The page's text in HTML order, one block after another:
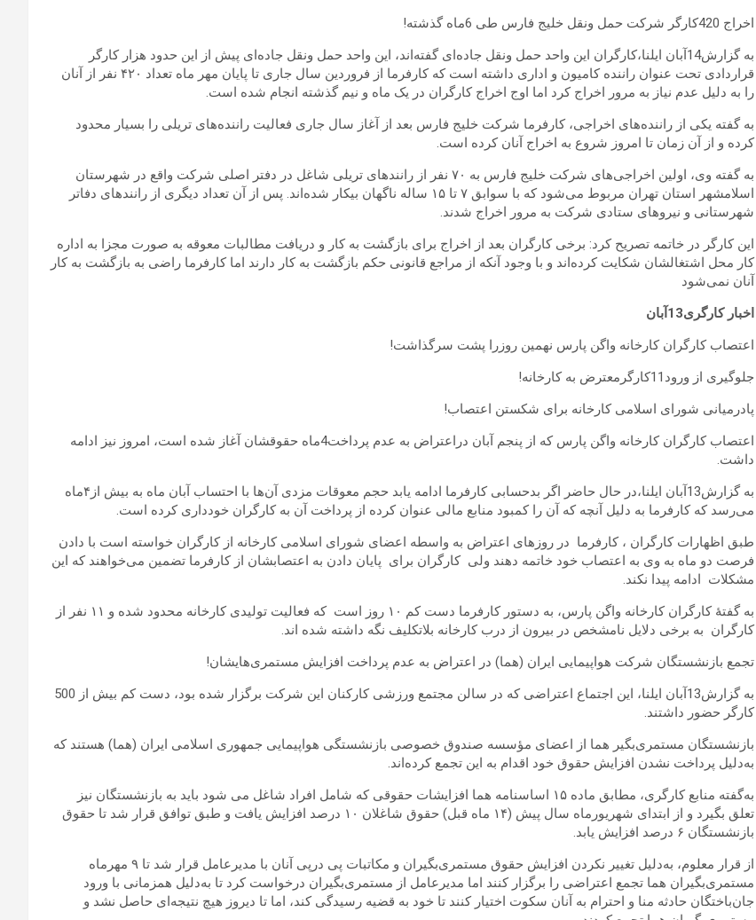
اخراج 420کارگر شرکت حمل ونقل خلیج فارس طی 6ماه گذشته!
به گزارش14آبان ایلنا،کارگران این واحد حمل ونقل جاده‌ای گفته‌اند، این واحد حمل ونقل جاده‌ای پیش از این حدود هزار کارگر
قراردادی تحت عنوان راننده کامیون و اداری داشته است که کارفرما از فروردین سال جاری تا پایان مهر ماه تعداد ۴۲۰ نفر از آنان
را به دلیل عدم نیاز به مرور اخراج کرد اما اوج اخراج کارگران در یک ماه و نیم گذشته انجام شده است.
به گفته یکی از راننده‌های اخراجی، کارفرما شرکت خلیج فارس بعد از آغاز سال جاری فعالیت راننده‌های تریلی را بسیار محدود
کرده و از آن زمان تا امروز شروع به اخراج آنان کرده است.
به گفته وی، اولین اخراجی‌های شرکت خلیج فارس به ۷۰ نفر از رانند‌های تریلی شاغل در دفتر اصلی شرکت واقع در شهرستان
اسلامشهر استان تهران مربوط می‌شود که با سوابق ۷ تا ۱۵ ساله ناگهان بیکار شده‌اند. پس از آن تعداد دیگری از رانند‌های دفا‌تر
شهرستانی و نیروهای ستادی شرکت به مرور اخراج شدند.
این کارگر در خاتمه تصریح کرد: برخی کارگران بعد از اخراج برای بازگشت به کار و دریافت مطالبات معوقه به صورت مجزا به اداره
کار محل اشتغالشان شکایت کرده‌اند و با وجود آنکه از مراجع قانونی حکم بازگشت به کار دارند اما کارفرما راضی به بازگشت به کار
آنان نمی‌شود
اخبار کارگری13آبان
اعتصاب کارگران کارخانه واگن پارس نهمین روزرا پشت سرگذاشت!
جلوگیری از ورود11کارگرمعترض به کارخانه!
پادرمیانی شورای اسلامی کارخانه برای شکستن اعتصاب!
اعتصاب کارگران کارخانه واگن پارس که از پنجم آبان دراعتراض به عدم پرداخت4ماه حقوقشان آغاز شده است، امروز نیز ادامه
داشت.
به گزارش13آبان ایلنا،در حال حاضر اگر بدحسابی کارفرما ادامه یابد حجم معوقات مزدی آن‌ها با احتساب آبان ماه به بیش از۴ماه
می‌رسد که کارفرما به دلیل آنچه که آن را کمبود منابع مالی عنوان کرده از پرداخت آن به کارگران خودداری کرده است.
طبق اظهارات کارگران ، کارفرما در روزهای اعتراض به واسطه اعضای شورای اسلامی کارخانه از کارگران خواسته است با دادن
فرصت دو ماه به وی به اعتصاب خود خاتمه دهند ولی کارگران برای پایان دادن به اعتصابشان از کارفرما تضمین می‌خواهند که این
مشکلات ادامه پیدا نکند.
به گفتهٔ کارگران کارخانه واگن پارس، به دستور کارفرما دست کم ۱۰ روز است که فعالیت تولیدی کارخانه محدود شده و ۱۱ نفر از
کارگران به برخی دلایل نامشخص در بیرون از درب کارخانه بلاتکلیف نگه داشته شده اند.
تجمع بازنشستگان شرکت هواپیمایی ایران (هما) در اعتراض به عدم پرداخت افزایش مستمری‌هایشان!
به گزارش13آبان ایلنا، این اجتماع اعتراضی که در سالن مجتمع ورزشی کارکنان این شرکت برگزار شده بود، دست کم بیش از 500
کارگر حضور داشتند.
بازنشستگان مستمری‌بگیر هما از اعضای مؤسسه صندوق خصوصی بازنشستگی هواپیمایی جمهوری اسلامی ایران (هما) هستند که
به‌دلیل پرداخت نشدن افزایش حقوق خود اقدام به این تجمع کرده‌اند.
به‌گفته منابع کارگری، مطابق ماده ۱۵ اساسنامه هما افزایشات حقوقی که شامل افراد شاغل می شود باید به بازنشستگان نیز
تعلق بگیرد و از ابتدای شهریورماه سال پیش (۱۴ ماه قبل) حقوق شاغلان ۱۰ درصد افزایش یافت و طبق توافق قرار شد تا حقوق
بازنشستگان ۶ درصد افزایش یابد.
از قرار معلوم، به‌دلیل تغییر نکردن افزایش حقوق مستمری‌بگیران و مکاتبات پی درپی آنان با مدیرعامل قرار شد تا ۹ مهرماه
مستمری‌بگیران هما تجمع اعتراضی را برگزار کنند اما مدیرعامل از مستمری‌بگیران درخواست کرد تا به‌دلیل همزمانی با ورود
جان‌باختگان حادثه منا و احترام به آنان سکوت اختیار کنند تا خود به قضیه رسیدگی کند، اما تا دیروز هیچ نتیجه‌ای حاصل نشد و